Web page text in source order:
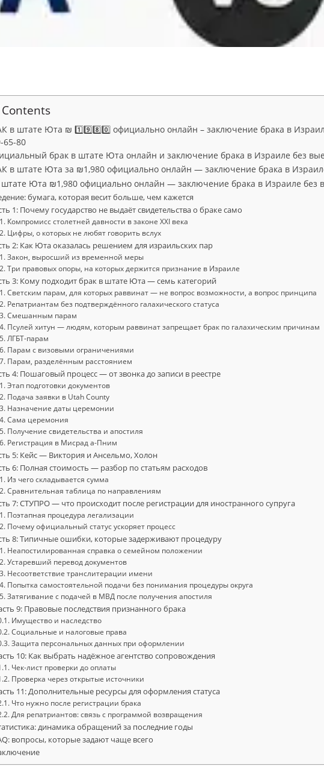
в штате Юта ₪ 1️⃣9️⃣8️⃣0️⃣ официально онлайн – заключение брака в
65-80
брак в штате Юта онлайн и заключение брака в Израиле без
в штате Юта за ₪1,980 официально онлайн — заключение брака в
штате Юта ₪1,980 официально онлайн — заключение брака в Израиле без
бумага, которая весит больше, чем кажется
1: Почему государство не выдаёт свидетельства о браке само
Компромисс столетней давности в законе XXI века
Цифры, о которых не любят говорить вслух
2: Как Юта оказалась решением для израильских пар
Закон, выросший из временной меры
Три правовых опоры, на которых держится признание в Израиле
3: Кому подходит брак в штате Юта — семь категорий
Светским парам, для которых раввинат — не вопрос возможности, а вопрос принципа
Репатриантам без подтверждённого галахического статуса
Смешанным парам
Псулей хитун — людям, которым раввинат запрещает брак по галахическим причинам
ЛГБТ-парам
Парам с визовыми ограничениями
Парам, разделённым расстоянием
4: Пошаговый процесс — от звонка до записи в реестре
Этап подготовки документов
Подача заявки в Utah County
Назначение даты церемонии
Сама церемония
Получение свидетельства и апостиля
Регистрация в Мисрад а-Пним
5: Кейс — Виктория и Ансельмо, Холон
6: Полная стоимость — разбор по статьям расходов
Из чего складывается сумма
Сравнительная таблица по направлениям
7: СТУПРО — что происходит после регистрации для иностранного супруга
Поэтапная процедура легализации
Почему официальный статус ускоряет процесс
8: Типичные ошибки, которые задерживают процедуру
Неапостилированная справка о семейном положении
Устаревший перевод документов
Несоответствие транслитерации имени
Попытка самостоятельной подачи без понимания процедуры округа
Затягивание с подачей в МВД после получения апостиля
9: Правовые последствия признанного брака
Имущество и наследство
Социальные и налоговые права
Защита персональных данных при оформлении
10: Как выбрать надёжное агентство сопровождения
Чек-лист проверки до оплаты
Проверка через открытые источники
11: Дополнительные ресурсы для оформления статуса
Что нужно после регистрации брака
Для репатриантов: связь с программой возвращения
динамика обращений за последние годы
вопросы, которые задают чаще всего